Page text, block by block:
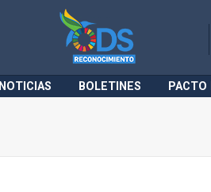
NOTICIAS BOLETINES PACTO